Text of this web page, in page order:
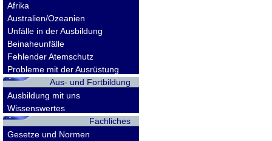
Afrika
Australien/Ozeanien
Unfälle in der Ausbildung
Beinaheunfälle
Fehlender Atemschutz
Probleme mit der Ausrüstung
Aus- und Fortbildung
Ausbildung mit uns
Wissenswertes
Fachliches
Gesetze und Normen